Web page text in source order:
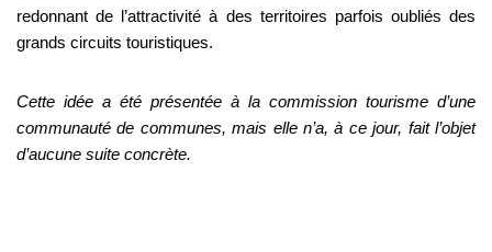
redonnant de l’attractivité à des territoires parfois oubliés des
grands circuits touristiques.
Cette idée a été présentée à la commission tourisme d’une
communauté de communes, mais elle n’a, à ce jour, fait l’objet
d’aucune suite concrète.